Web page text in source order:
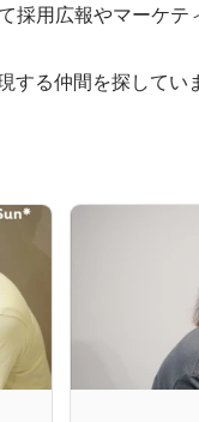
採用広報やマーケテ
する仲間を探してい